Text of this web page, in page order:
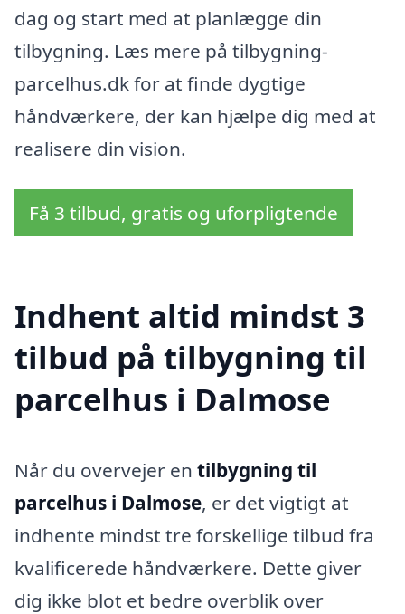
dag og start med at planlægge din
tilbygning. Læs mere på tilbygning-
parcelhus.dk for at finde dygtige
håndværkere, der kan hjælpe dig med at
realisere din vision.
Få 3 tilbud, gratis og uforpligtende
Indhent altid mindst 3
tilbud på tilbygning til
parcelhus i Dalmose
Når du overvejer en tilbygning til
parcelhus i Dalmose, er det vigtigt at
indhente mindst tre forskellige tilbud fra
kvalificerede håndværkere. Dette giver
dig ikke blot et bedre overblik over